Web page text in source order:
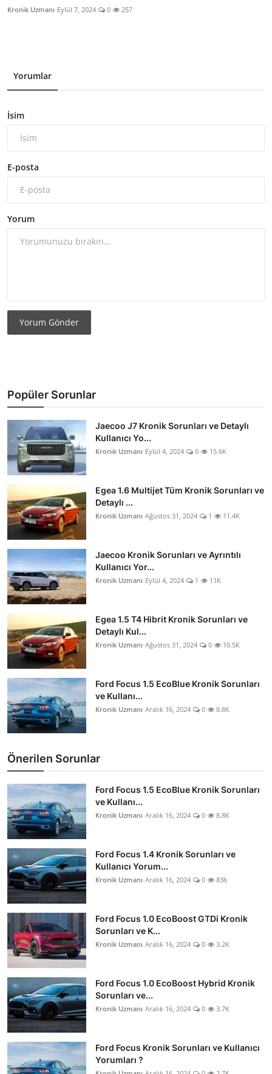
Kronik Uzmanı Eylül 7, 2024 0 257
Yorumlar
İsim
E-posta
Yorum
Yorum Gönder
Popüler Sorunlar
Jaecoo J7 Kronik Sorunları ve Detaylı
Kullanıcı Yo...
Kronik Uzmanı Eylül 4, 2024 0 15.6K
Egea 1.6 Multijet Tüm Kronik Sorunları ve
Detaylı ...
Kronik Uzmanı Ağustos 31, 2024 1 11.4K
Jaecoo Kronik Sorunları ve Ayrıntılı
Kullanıcı Yor...
Kronik Uzmanı Eylül 4, 2024 1 11K
Egea 1.5 T4 Hibrit Kronik Sorunları ve
Detaylı Kul...
Kronik Uzmanı Ağustos 31, 2024 0 10.5K
Ford Focus 1.5 EcoBlue Kronik Sorunları
ve Kullanı...
Kronik Uzmanı Aralık 16, 2024 0 8.8K
Önerilen Sorunlar
Ford Focus 1.5 EcoBlue Kronik Sorunları
ve Kullanı...
Kronik Uzmanı Aralık 16, 2024 0 8.8K
Ford Focus 1.4 Kronik Sorunları ve
Kullanıcı Yorum...
Kronik Uzmanı Aralık 16, 2024 0 836
Ford Focus 1.0 EcoBoost GTDi Kronik
Sorunları ve K...
Kronik Uzmanı Aralık 16, 2024 0 3.2K
Ford Focus 1.0 EcoBoost Hybrid Kronik
Sorunları ve...
Kronik Uzmanı Aralık 16, 2024 0 3.7K
Ford Focus Kronik Sorunları ve Kullanıcı
Yorumları ?